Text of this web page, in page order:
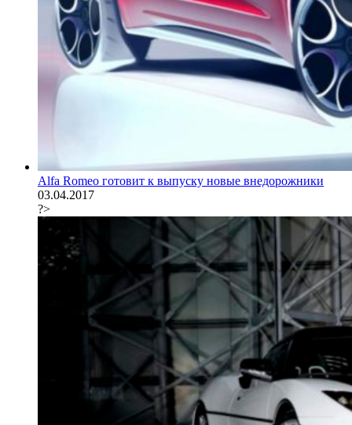
Alfa Romeo готовит к выпуску новые внедорожники
03.04.2017
?>